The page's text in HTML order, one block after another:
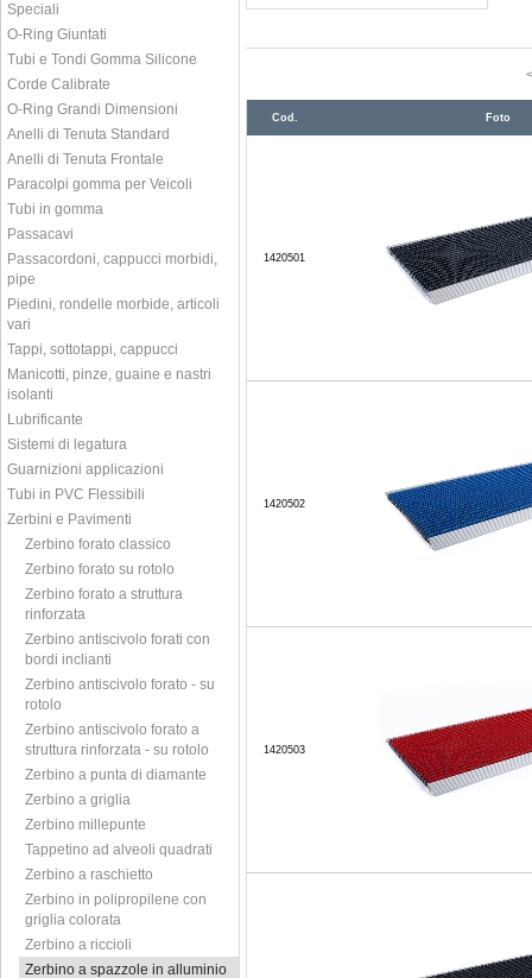
Speciali
O-Ring Giuntati
Tubi e Tondi Gomma Silicone
Corde Calibrate
O-Ring Grandi Dimensioni
Anelli di Tenuta Standard
Anelli di Tenuta Frontale
Paracolpi gomma per Veicoli
Tubi in gomma
Passacavi
Passacordoni, cappucci morbidi,
pipe
Piedini, rondelle morbide, articoli
vari
Tappi, sottotappi, cappucci
Manicotti, pinze, guaine e nastri
isolanti
Lubrificante
Sistemi di legatura
Guarnizioni applicazioni
Tubi in PVC Flessibili
Zerbini e Pavimenti
Zerbino forato classico
Zerbino forato su rotolo
Zerbino forato a struttura
rinforzata
Zerbino antiscivolo forati con
bordi inclianti
Zerbino antiscivolo forato - su
rotolo
Zerbino antiscivolo forato a
struttura rinforzata - su rotolo
Zerbino a punta di diamante
Zerbino a griglia
Zerbino millepunte
Tappetino ad alveoli quadrati
Zerbino a raschietto
Zerbino in polipropilene con
griglia colorata
Zerbino a riccioli
Zerbino a spazzole in alluminio
Cod. Foto
1420501
1420502
1420503